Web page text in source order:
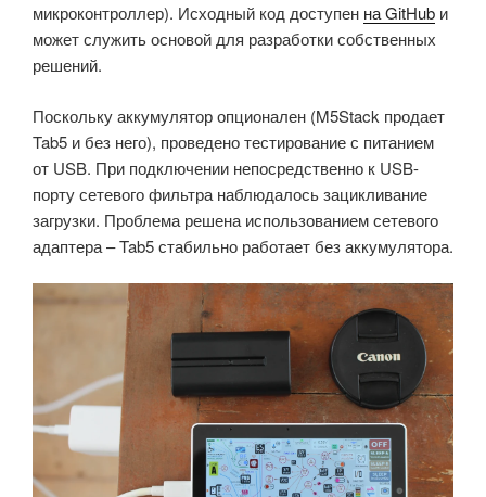
микроконтроллер). Исходный код доступен на GitHub и
может служить основой для разработки собственных
решений.
Поскольку аккумулятор опционален (M5Stack продает
Tab5 и без него), проведено тестирование с питанием
от USB. При подключении непосредственно к USB-
порту сетевого фильтра наблюдалось зацикливание
загрузки. Проблема решена использованием сетевого
адаптера – Tab5 стабильно работает без аккумулятора.